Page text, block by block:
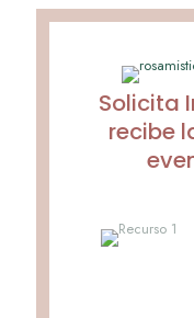
Solicita
recibe